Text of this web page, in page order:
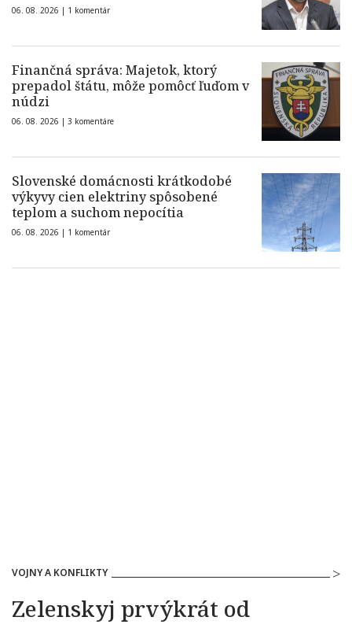
06. 08. 2026 | 1 komentár
Finančná správa: Majetok, ktorý
prepadol štátu, môže pomôcť ľuďom v
núdzi
06. 08. 2026 | 3 komentáre
Slovenské domácnosti krátkodobé
výkyvy cien elektriny spôsobené
teplom a suchom nepocítia
06. 08. 2026 | 1 komentár
VOJNY A KONFLIKTY
Zelenskyj prvýkrát od